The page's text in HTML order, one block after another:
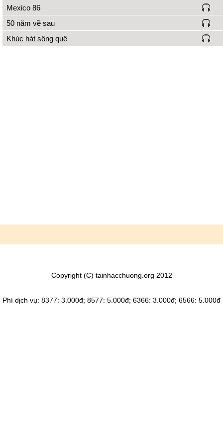
Mexico 86
50 năm về sau
Khúc hát sông quê
Copyright (C) tainhacchuong.org 2012
Phí dịch vụ: 8377: 3.000đ; 8577: 5.000đ; 6366: 3.000đ; 6566: 5.000đ